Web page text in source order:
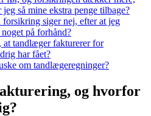
så mine ekstra penge tilbage?
siger nej, efter at jeg
på forhånd?
at tandlæger fakturerer for
har fået?
om tandlægeregninger?
og hvorfor